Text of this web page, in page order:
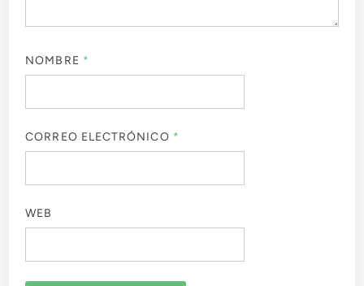
NOMBRE *
CORREO ELECTRÓNICO *
WEB